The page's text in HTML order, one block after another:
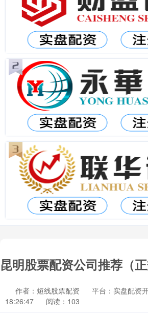
昆明股票配资公司推荐（正
作者：短线股票配资 平台：实盘配资
18:26:47
阅读：103